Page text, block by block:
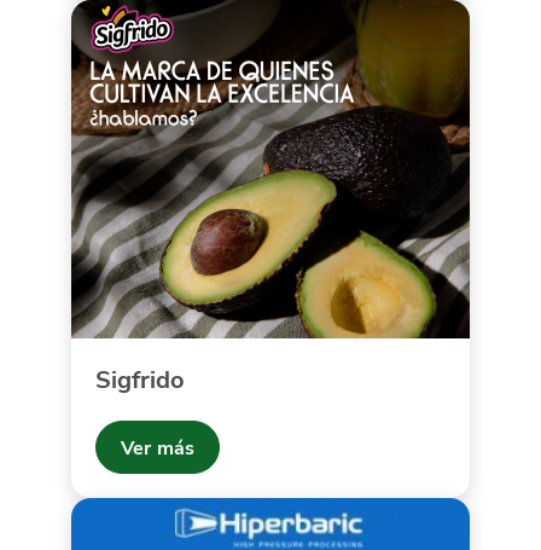
Sigfrido
Ver más